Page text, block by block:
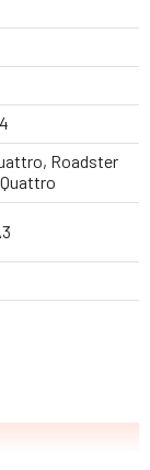
Roadster
Quattro